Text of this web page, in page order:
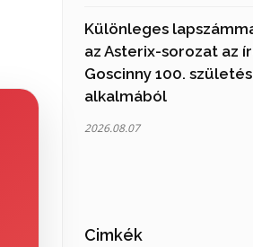
Különleges
az Asterix-sorozat az
Goscinny 100.
alkalmából
2026.08.07
Cimkék